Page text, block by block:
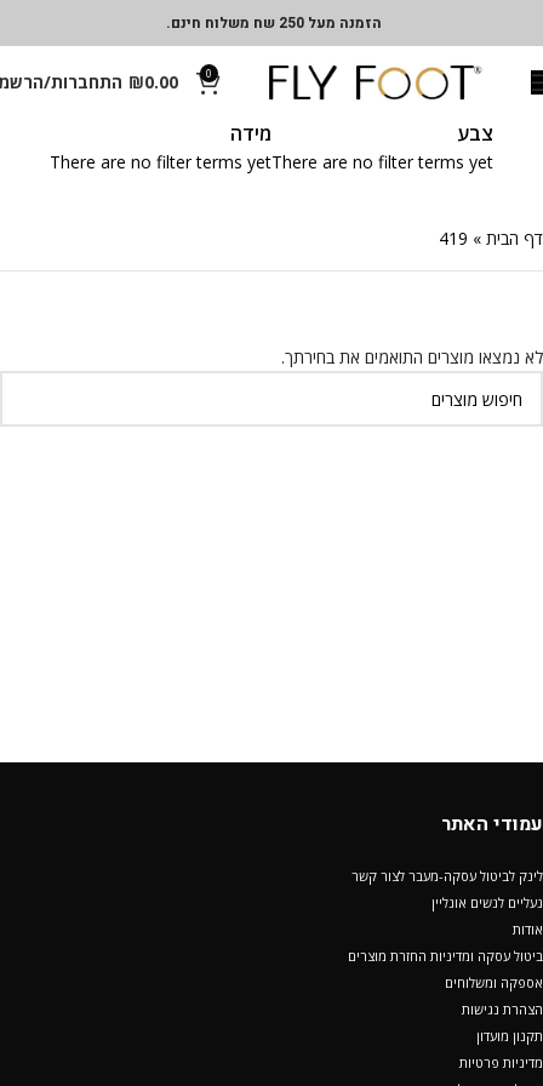
הזמנה מעל 250 שח משלוח חינם.
0
₪0.00 התחברות/
צבע
There are no filter terms yet
מידה
There are no filter terms yet
דף הבית »
419
לא נמצאו מוצרים התואמים את בחירתך.
עמודי האתר
לינק לביטול עסקה-מעבר לצור קשר
נעליים לנשים אונליין
אודות
ביטול עסקה ומדיניות החזרת מוצרים
אספקה ומשלוחים
הצהרת נגישות
תקנון מועדון
מדיניות פרטיות